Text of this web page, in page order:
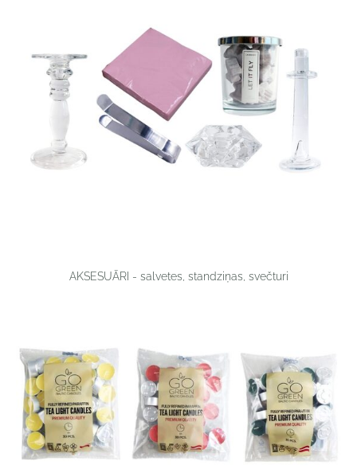
AKSESUĀRI - salvetes, standziņas, svečturi